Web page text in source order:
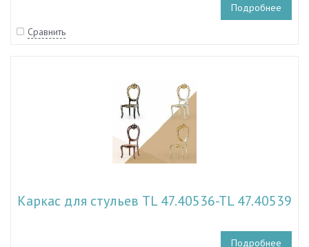
Подробнее
Сравнить
Каркас для стульев TL 47.40536-TL 47.40539
Подробнее